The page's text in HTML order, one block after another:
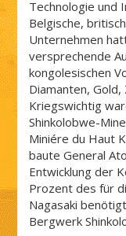
Technologie und
Belgische,
Unternehmen
versprechende
kongolesischen
Diamanten, Gold,
Kriegswichtig
Shinkolobwe-
Miniére du Haut
baute General
Entwicklung der
Prozent des für
Nagasaki
Bergwerk